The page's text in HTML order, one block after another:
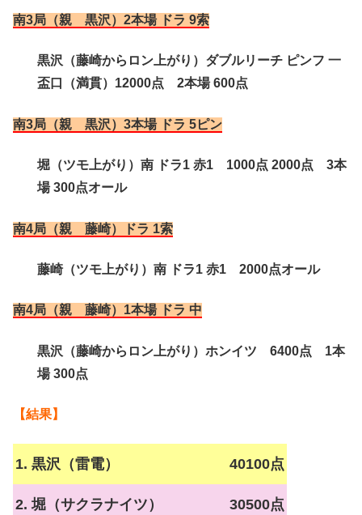
南3局（親 黒沢）2本場 ドラ 9索
黒沢（藤崎からロン上がり）ダブルリーチ ピンフ 一
盃口（満貫）12000点 2本場 600点
南3局（親 黒沢）3本場 ドラ 5ピン
堀（ツモ上がり）南 ドラ1 赤1 1000点 2000点 3本
場 300点オール
南4局（親 藤崎）ドラ 1索
藤崎（ツモ上がり）南 ドラ1 赤1 2000点オール
南4局（親 藤崎）1本場 ドラ 中
黒沢（藤崎からロン上がり）ホンイツ 6400点 1本
場 300点
【結果】
1. 黒沢（雷電） 40100点
2. 堀（サクラナイツ） 30500点